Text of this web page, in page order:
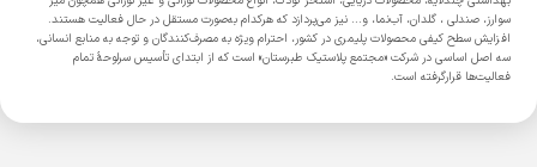
سوارز، صندلی ، گلدان، آب‌نما، و... نیز می‌پردازد که هرکدام به‌صورت مستقل در حال فعالیت هستند.
افزایش سطح کیفی محصولات پلیمری در کشور، احترام ویژه به مصرف‌کنندگان و توجه به منابع انسانی،
سه اصل اساسی در شرکت «مجتمع پلاستیک طبرستان» است که از ابتدای تأسیس سرلوحۀ تمام
فعالیت‌ها قرارگرفته است.